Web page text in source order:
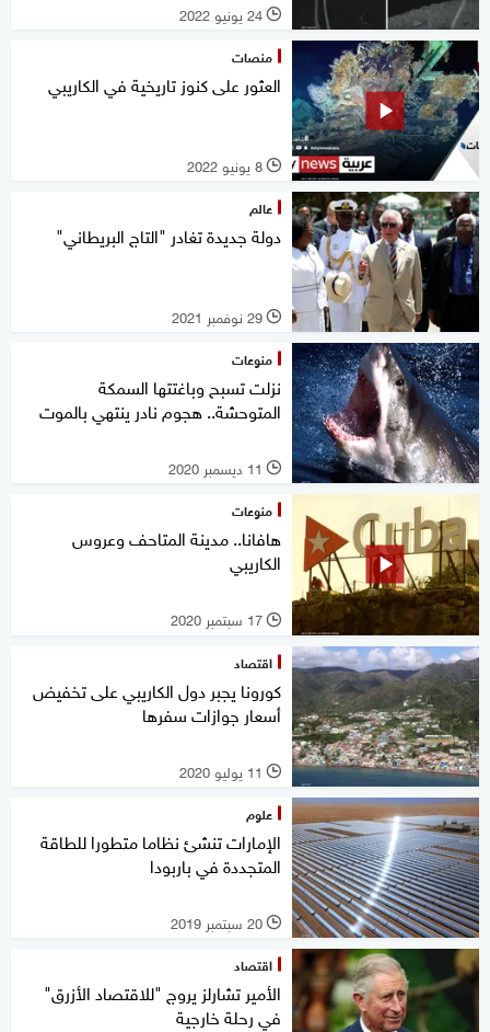
l 24 يونيو 2022
منصات
العثور على كنوز تاريخية في الكاريبي
l 8 يونيو 2022
عالم
دولة جديدة تغادر "التاج البريطاني"
l 29 نوفمبر 2021
منوعات
نزلت تسبح وباغتتها السمكة
المتوحشة.. هجوم نادر ينتهي بالموت
l 11 ديسمبر 2020
منوعات
هافانا.. مدينة المتاحف وعروس
الكاريبي
l 17 سبتمبر 2020
اقتصاد
كورونا يجبر دول الكاريبي على تخفيض
أسعار جوازات سفرها
l 11 يوليو 2020
علوم
الإمارات تنشئ نظاما متطورا للطاقة
المتجددة في باربودا
l 20 سبتمبر 2019
اقتصاد
الأمير تشارلز يروج "للاقتصاد الأزرق"
في رحلة خارجية